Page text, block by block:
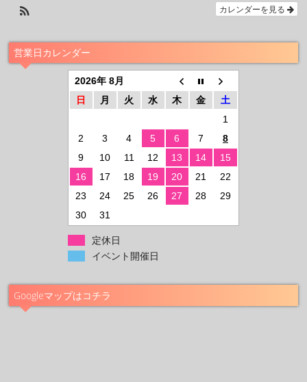
カレンダーを見る
営業日カレンダー
2026年 8月
日
月 火 水 木 金
土
1
2
3 4 5 6 7
8
9
10 11 12 13 14
15
16
17 18 19 20 21
22
23
24 25 26 27 28
29
30
31
定休日
イベント開催日
Googleマップはコチラ